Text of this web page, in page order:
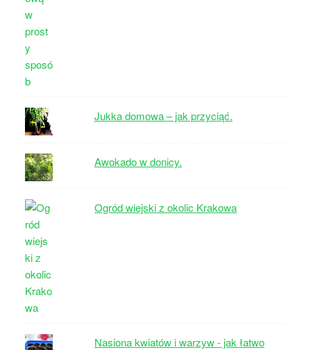
Jukka domowa – jak przyciąć.
Awokado w donicy.
Ogród wiejski z okolic Krakowa
Nasiona kwiatów i warzyw - jak łatwo